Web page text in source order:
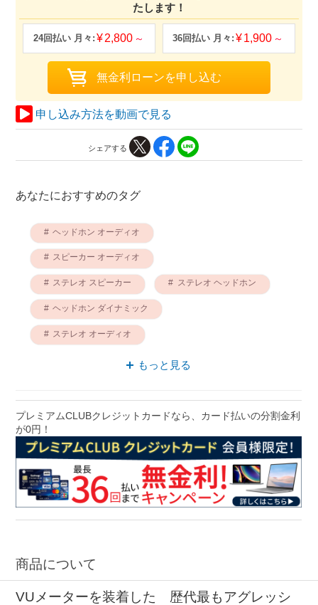
たします！
2,800 1,900
申し込み方法を動画で見る
シェアする
あなたにおすすめのタグ
ヘッドホン オーディオ
スピーカー オーディオ
ステレオ スピーカー ステレオ ヘッドホン
ヘッドホン ダイナミック
ステレオ オーディオ
ヘッドホン ハイブリッド
もっと見る
プレミアムCLUBクレジットカードなら、カード払いの分割金利
が0円！
商品について
VUメーターを装着した 歴代最もアグレッシ